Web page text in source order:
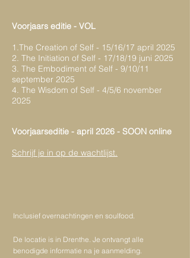
Voorjaars editie - VOL
1.The Creation of Self - 15/16/17 april 2025
2. The Initiation of Self - 17/18/19 juni 2025
3. The Embodiment of Self - 9/10/11
september 2025
4. The Wisdom of Self - 4/5/6 november
2025
Voorjaarseditie - april 2026 ​- SOON online
Schrijf je in op de wachtlijst.
Inclusief overnachtingen en soulfood.
De locatie is in Drenthe. Je ontvangt alle
benodigde informatie na je aanmelding.